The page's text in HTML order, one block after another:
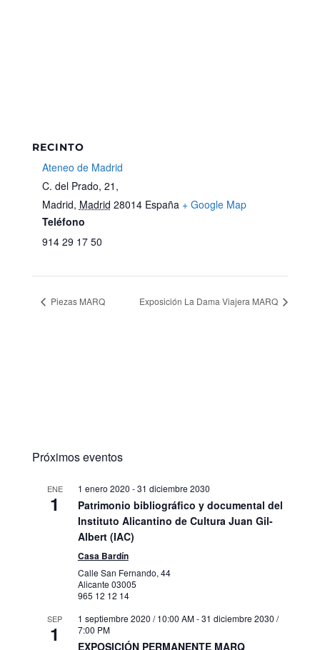
RECINTO
Ateneo de Madrid
C. del Prado, 21,
Madrid, Madrid 28014 España + Google Map
Teléfono
914 29 17 50
Piezas MARQ Exposición La Dama Viajera MARQ
Próximos eventos
ENE
1
1 enero 2020 -31 diciembre 2030
Patrimonio bibliográfico y documental del
Instituto Alicantino de Cultura Juan Gil-
Albert (IAC)
Casa Bardín
Calle San Fernando, 44
Alicante 03005
965 12 12 14
SEP
1
1 septiembre 2020 / 10:00 AM-31 diciembre 2030 /
7:00 PM
EXPOSICIÓN PERMANENTE MARQ